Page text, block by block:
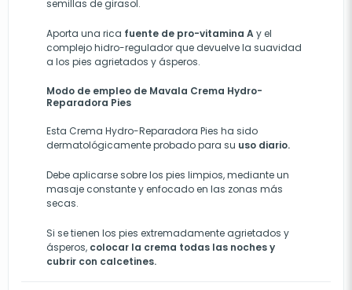
semillas de girasol.
Aporta una rica fuente de pro-vitamina Ay el
complejo hidro-regulador que devuelve la suavidad
a los pies agrietados y ásperos.
Modo de empleo de Mavala Crema Hydro-
Reparadora Pies
Esta Crema Hydro-Reparadora Pies ha sido
dermatológicamente probado para su uso diario.
Debe aplicarse sobre los pies limpios, mediante un
masaje constante y enfocado en las zonas más
secas.
Si se tienen los pies extremadamente agrietados y
ásperos, colocar la crema todas las noches y
cubrir con calcetines.